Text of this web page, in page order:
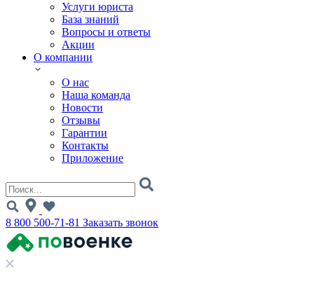
Услуги юриста
База знаний
Вопросы и ответы
Акции
О компании
О нас
Наша команда
Новости
Отзывы
Гарантии
Контакты
Приложение
8 800 500-71-81 Заказать звонок